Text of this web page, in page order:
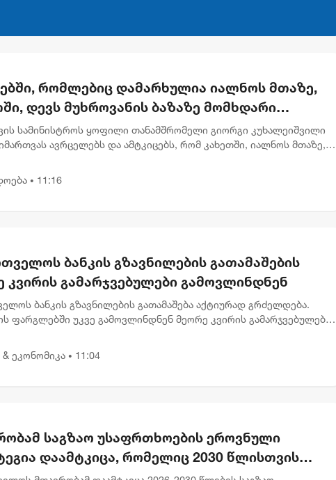
რომლებიც დამარხულია იალნოს მთაზე,
დევს მუხროვანის ბაზაზე მომხდარი
ვიდეოჩანაწერები, რომელიც ყველაფერს
ახდის"
სამინისტროს ყოფილი თანამშრომელი გიორგი კუხალეიშვილი
ავრცელებს და ამტკიცებს, რომ კახეთში, იალნოს მთაზე,
• 11:16
ბანკის გზავნილების გათამაშების
კვირის გამარჯვებულები გამოვლინდნენ
ბანკის გზავნილების გათამაშება აქტიურად გრძელდება.
ფარგლებში უკვე გამოვლინდნენ მეორე კვირის გამარჯვებულები,
& ეკონომიკა • 11:04
საგზაო უსაფრთხოების ეროვნული
დაამტკიცა, რომელიც 2030 წლისთვის
და დაღუპულთა რაოდენობის 25%-